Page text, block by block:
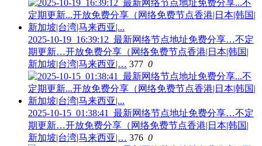
2025-10-19_16:39:12_最新网络节点地址免费分享…不定
期更新…开放免费分享（网络免费节点香港|日本|韩国|
新加坡|台湾|马来西亚|… 377 0
2025-10-15_01:38:41_最新网络节点地址免费分享…不定
期更新…开放免费分享（网络免费节点香港|日本|韩国|
新加坡|台湾|马来西亚|… 376 0